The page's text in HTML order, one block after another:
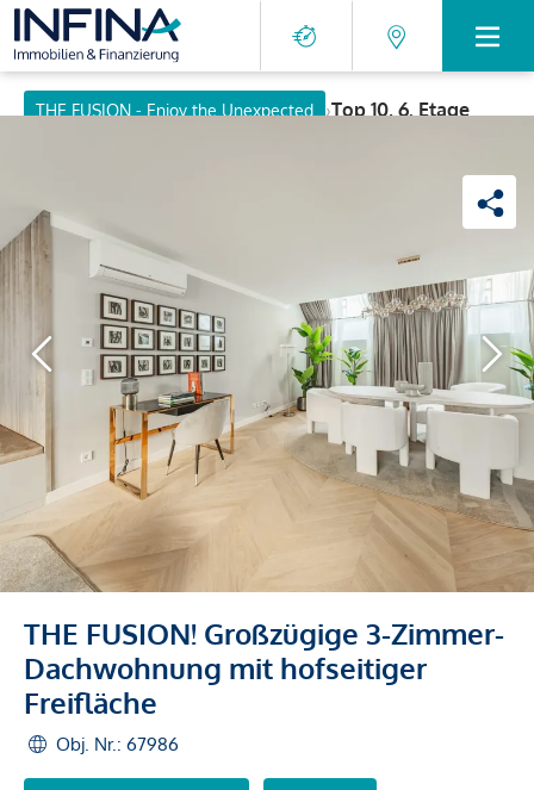
THE FUSION - Enjoy the Unexpected ›Top 10, 6. Etage
THE FUSION! Großzügige 3-Zimmer-
Dachwohnung mit hofseitiger
Freifläche
Obj. Nr.: 67986